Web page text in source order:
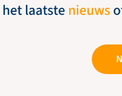
laatste nieuws